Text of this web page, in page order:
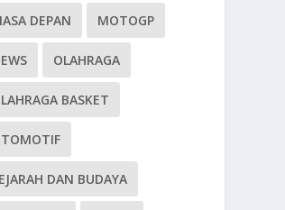
DEPAN MOTOGP
OLAHRAGA
BASKET
DAN BUDAYA